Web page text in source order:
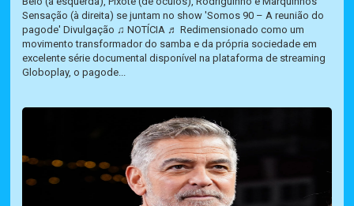
Sensação (à direita) se juntam no show 'Somos 90 – A reunião do
pagode' Divulgação ♫ NOTÍCIA ♬ Redimensionado como um
movimento transformador do samba e da própria sociedade em
excelente série documental disponível na plataforma de streaming
Globoplay, o pagode...